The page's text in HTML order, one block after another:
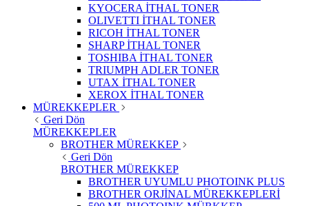
KYOCERA İTHAL TONER
OLIVETTI İTHAL TONER
RICOH İTHAL TONER
SHARP İTHAL TONER
TOSHIBA İTHAL TONER
TRIUMPH ADLER TONER
UTAX İTHAL TONER
XEROX İTHAL TONER
MÜREKKEPLER
Geri Dön
MÜREKKEPLER
BROTHER MÜREKKEP
Geri Dön
BROTHER MÜREKKEP
BROTHER UYUMLU PHOTOINK PLUS
BROTHER ORJİNAL MÜREKKEPLERİ